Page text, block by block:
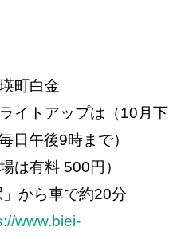
町白金
イトアップは（10月下
日午後9時まで）
は有料 500円）
から車で約20分
www.biei-